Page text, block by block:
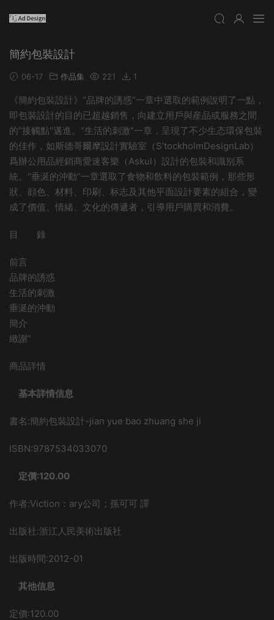
簡約包裝設計
06-17 作品集 221 1
《簡約包裝設計》“品牌的誘惑”一章中選取的範例說明了一點，
即包裝設計的目的已超越銷售，向建立用戶與産品或服務之間
的“接觸點”邁進。“生活的刺激”一章，呈現了不少生态環保包裝
的佳作，如斯德哥爾摩設計實驗室（S’tockholmDesignLab）
爲辦公用品經銷商愛速客樂（Askul）設計的包裝和識别系
統。“垂涎的沖動”一章選取了食物和飲料的包裝範例，那些形
狀、顔色、材料、印刷、标志及其他平面設計要素的組合，變
成了價值、情緒、文化的傳遞者，引導用戶購買和消費。
目 錄
前言
品牌的誘惑
生活的刺激
垂涎的沖動
簡介
緻謝”
商品詳情
基本詳情信息
書名:簡約包裝設計-jian yue bao zhuang she ji
ISBN:9787534033070
定價:120.00
作者:Viction：ary公司；孫可可 譯
出版社:浙江人民美術出版社
出版時間:2012-01
其他信息
定價:120.00